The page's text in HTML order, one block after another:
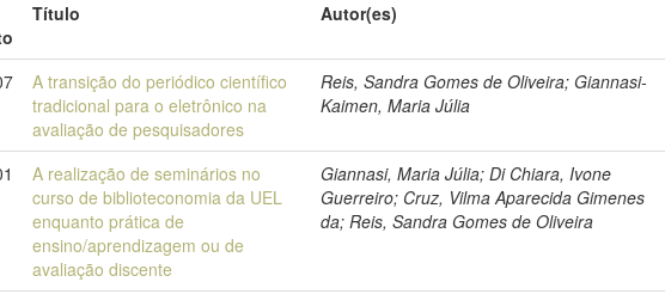
Título Autor(es)
A transição do periódico científico
tradicional para o eletrônico na
avaliação de pesquisadores
Reis, Sandra Gomes de Oliveira; Giannasi-
Kaimen, Maria Júlia
A realização de seminários no
curso de biblioteconomia da UEL
enquanto prática de
ensino/aprendizagem ou de
avaliação discente
Giannasi, Maria Júlia; Di Chiara, Ivone
Guerreiro; Cruz, Vilma Aparecida Gimenes
da; Reis, Sandra Gomes de Oliveira